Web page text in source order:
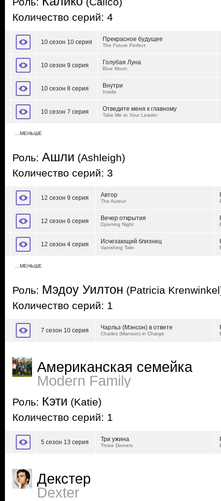
Количество серий: 4
10 сезон 10 серия Прекрасное будущее
The Future Perfect
10 сезон 9 серия Голубая Луна
Blue Moon
10 сезон 8 серия Внутри
Inside
10 сезон 7 серия Отведите меня к главному
Take Me to Your Leader
…МЕНЬШЕ
Роль: Ашли (Ashleigh)
Количество серий: 3
12 сезон 9 серия Автор
The Auteur
12 сезон 6 серия Вечер открытия
Opening Night
12 сезон 4 серия Исчезающий близнец
Vanishing Twin
…МЕНЬШЕ
Роль: Мэдоу Уилтон (Patricia
Количество серий: 1
7 сезон 10 серия Чарльз (Мэнсон) в ответе
Charles (Manson) in Charge
Американская семейка
Modern Family
Роль: Кэти (Katie)
Количество серий: 1
5 сезон 13 серия Три ужина
Three Dinners
Декстер
Dexter